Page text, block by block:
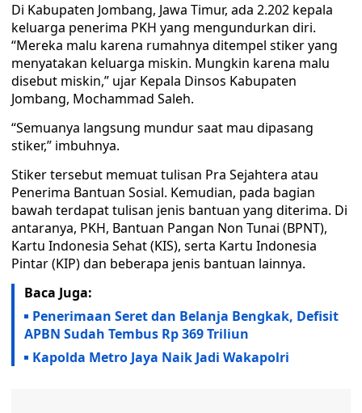
Di Kabupaten Jombang, Jawa Timur, ada 2.202 kepala
keluarga penerima PKH yang mengundurkan diri.
“Mereka malu karena rumahnya ditempel stiker yang
menyatakan keluarga miskin. Mungkin karena malu
disebut miskin,” ujar Kepala Dinsos Kabupaten
Jombang, Mochammad Saleh.
“Semuanya langsung mundur saat mau dipasang
stiker,” imbuhnya.
Stiker tersebut memuat tulisan Pra Sejahtera atau
Penerima Bantuan Sosial. Kemudian, pada bagian
bawah terdapat tulisan jenis bantuan yang diterima. Di
antaranya, PKH, Bantuan Pangan Non Tunai (BPNT),
Kartu Indonesia Sehat (KIS), serta Kartu Indonesia
Pintar (KIP) dan beberapa jenis bantuan lainnya.
Baca Juga:
Penerimaan Seret dan Belanja Bengkak, Defisit
APBN Sudah Tembus Rp 369 Triliun
Kapolda Metro Jaya Naik Jadi Wakapolri